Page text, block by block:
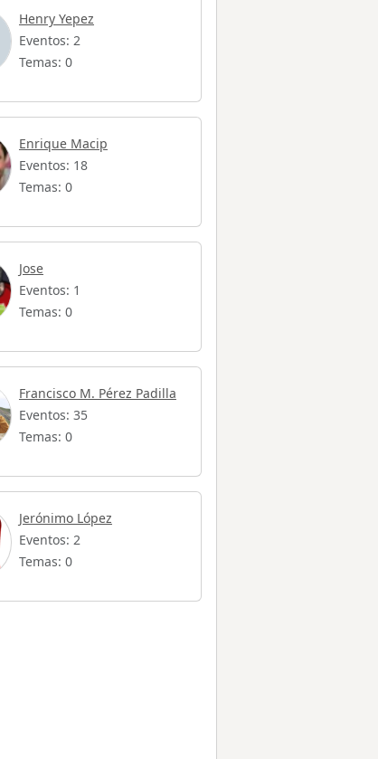
Henry Yepez
Eventos: 2
Temas: 0
Enrique Macip
Eventos: 18
Temas: 0
Jose
Eventos: 1
Temas: 0
Francisco M. Pérez Padilla
Eventos: 35
Temas: 0
Jerónimo López
Eventos: 2
Temas: 0